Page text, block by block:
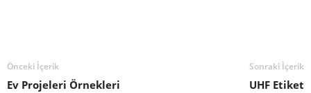
Önceki İçerik
Ev Projeleri Örnekleri
Sonraki İçerik
UHF Etiket